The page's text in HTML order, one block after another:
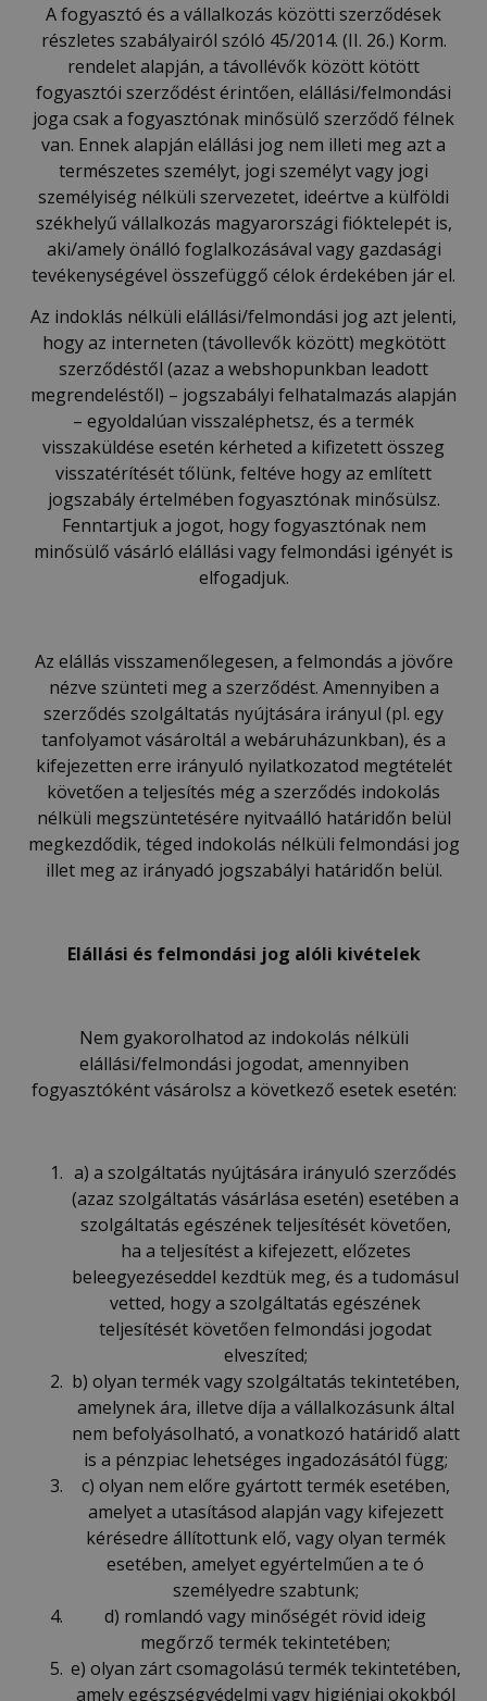
A fogyasztó és a vállalkozás közötti szerződések
részletes szabályairól szóló 45/2014. (II. 26.) Korm.
rendelet alapján, a távollévők között kötött
fogyasztói szerződést érintően, elállási/felmondási
joga csak a fogyasztónak minősülő szerződő félnek
van. Ennek alapján elállási jog nem illeti meg azt a
természetes személyt, jogi személyt vagy jogi
személyiség nélküli szervezetet, ideértve a külföldi
székhelyű vállalkozás magyarországi fióktelepét is,
aki/amely önálló foglalkozásával vagy gazdasági
tevékenységével összefüggő célok érdekében jár el.
Az indoklás nélküli elállási/felmondási jog azt jelenti,
hogy az interneten (távollevők között) megkötött
szerződéstől (azaz a webshopunkban leadott
megrendeléstől) – jogszabályi felhatalmazás alapján
– egyoldalúan visszaléphetsz, és a termék
visszaküldése esetén kérheted a kifizetett összeg
visszatérítését tőlünk, feltéve hogy az említett
jogszabály értelmében fogyasztónak minősülsz.
Fenntartjuk a jogot, hogy fogyasztónak nem
minősülő vásárló elállási vagy felmondási igényét is
elfogadjuk.
Az elállás visszamenőlegesen, a felmondás a jövőre
nézve szünteti meg a szerződést. Amennyiben a
szerződés szolgáltatás nyújtására irányul (pl. egy
tanfolyamot vásároltál a webáruházunkban), és a
kifejezetten erre irányuló nyilatkozatod megtételét
követően a teljesítés még a szerződés indokolás
nélküli megszüntetésére nyitvaálló határidőn belül
megkezdődik, téged indokolás nélküli felmondási jog
illet meg az irányadó jogszabályi határidőn belül.
Elállási és felmondási jog alóli kivételek
Nem gyakorolhatod az indokolás nélküli
elállási/felmondási jogodat, amennyiben
fogyasztóként vásárolsz a következő esetek esetén:
a) a szolgáltatás nyújtására irányuló szerződés
(azaz szolgáltatás vásárlása esetén) esetében a
szolgáltatás egészének teljesítését követően,
ha a teljesítést a kifejezett, előzetes
beleegyezéseddel kezdtük meg, és a tudomásul
vetted, hogy a szolgáltatás egészének
teljesítését követően felmondási jogodat
elveszíted;
b) olyan termék vagy szolgáltatás tekintetében,
amelynek ára, illetve díja a vállalkozásunk által
nem befolyásolható, a vonatkozó határidő alatt
is a pénzpiac lehetséges ingadozásától függ;
c) olyan nem előre gyártott termék esetében,
amelyet a utasításod alapján vagy kifejezett
kérésedre állítottunk elő, vagy olyan termék
esetében, amelyet egyértelműen a te ó
személyedre szabtunk;
d) romlandó vagy minőségét rövid ideig
megőrző termék tekintetében;
e) olyan zárt csomagolású termék tekintetében,
amely egészségvédelmi vagy higiéniai okokból